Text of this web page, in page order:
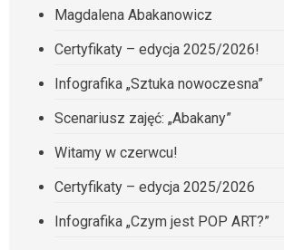
Magdalena Abakanowicz
Certyfikaty – edycja 2025/2026!
Infografika „Sztuka nowoczesna”
Scenariusz zajęć: „Abakany”
Witamy w czerwcu!
Certyfikaty – edycja 2025/2026
Infografika „Czym jest POP ART?”